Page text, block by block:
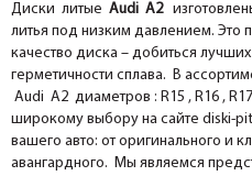
Диски литые Audi A2
литья под низким давлением. Это
качество диска – добиться
герметичности сплава. В
Audi A2 диаметров : R15 , R16 ,
широкому выбору на сайте diski-
вашего авто: от оригинального и
авангардного. Мы являемся